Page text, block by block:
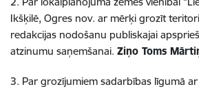
Ikšķilē, Ogres nov. ar mērķi grozīt
redakcijas nodošanu publiskajai
atzinumu saņemšanai. Ziņo Toms
3. Par grozījumiem sadarbības līgumā